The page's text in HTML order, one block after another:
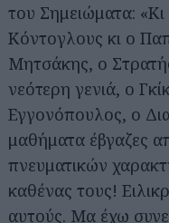
του Σημειώματα: «Κι
Κόντογλους κι ο
Μητσάκης, ο
νεότερη γενιά, ο
Εγγονόπουλος, ο
μαθήματα έβγαζες
πνευματικών
καθένας τους!
αυτούς. Μα έχω